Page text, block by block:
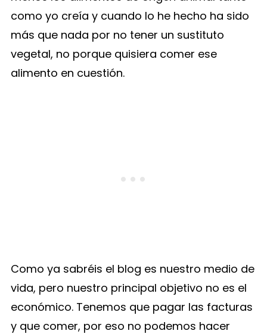
como yo creía y cuando lo he hecho ha sido
más que nada por no tener un sustituto
vegetal, no porque quisiera comer ese
alimento en cuestión.
Como ya sabréis el blog es nuestro medio de
vida, pero nuestro principal objetivo no es el
económico. Tenemos que pagar las facturas
y que comer, por eso no podemos hacer